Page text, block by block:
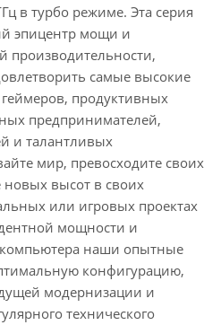
в турбо режиме. Эта серия
эпицентр мощи и
производительности,
самые высокие
продуктивных
предпринимателей,
и талантливых
мир, превосходите своих
новых высот в своих
или игровых проектах
мощности и
наши опытные
конфигурацию,
модернизации и
технического